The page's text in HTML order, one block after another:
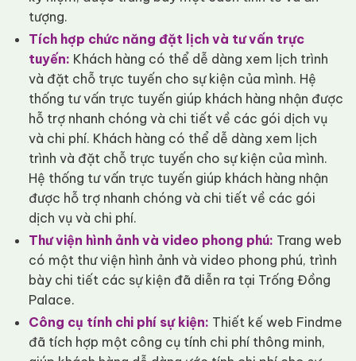
tượng.
Tích hợp chức năng đặt lịch và tư vấn trực
tuyến: Khách hàng có thể dễ dàng xem lịch trình
và đặt chỗ trực tuyến cho sự kiện của mình. Hệ
thống tư vấn trực tuyến giúp khách hàng nhận được
hỗ trợ nhanh chóng và chi tiết về các gói dịch vụ
và chi phí. Khách hàng có thể dễ dàng xem lịch
trình và đặt chỗ trực tuyến cho sự kiện của mình.
Hệ thống tư vấn trực tuyến giúp khách hàng nhận
được hỗ trợ nhanh chóng và chi tiết về các gói
dịch vụ và chi phí.
Thư viện hình ảnh và video phong phú: Trang web
có một thư viện hình ảnh và video phong phú, trình
bày chi tiết các sự kiện đã diễn ra tại Trống Đồng
Palace.
Công cụ tính chi phí sự kiện: Thiết kế web Findme
đã tích hợp một công cụ tính chi phí thông minh,